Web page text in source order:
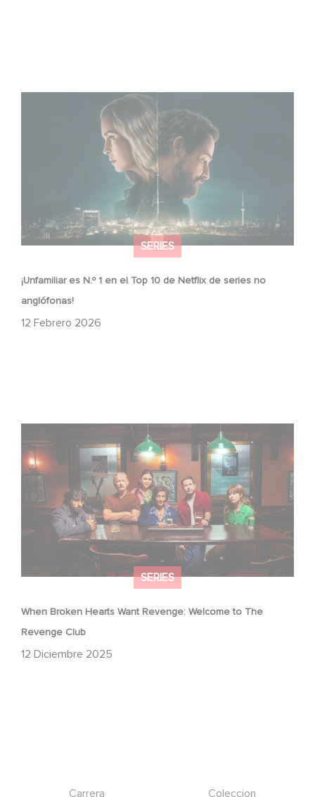
SERIES
¡Unfamiliar es N.º 1 en el Top 10 de Netflix de series no
anglófonas!
12 Febrero 2026
¡Unfamiliar es N.º 1 en el Top 10 de Netflix de series no
SERIES
When Broken Hearts Want Revenge: Welcome to The
Revenge Club
12 Diciembre 2025
When Broken Hearts Want Revenge: Welcome to The
Revenge Club
Carrera Coleccion